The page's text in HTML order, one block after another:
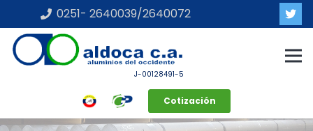
0251- 2640039/2640072
J-00128491-5
Cotización